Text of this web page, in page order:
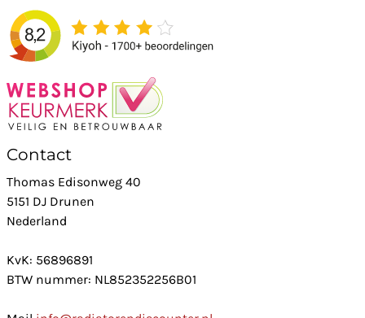
Contact
Thomas Edisonweg 40
5151 DJ Drunen
Nederland
KvK: 56896891
BTW nummer: NL852352256B01